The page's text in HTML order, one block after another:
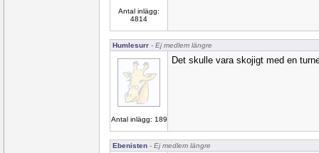
Antal inlägg:
4814
Humlesurr - Ej medlem längre
Antal inlägg: 189
Det skulle vara skojigt med en
Ebenisten - Ej medlem längre